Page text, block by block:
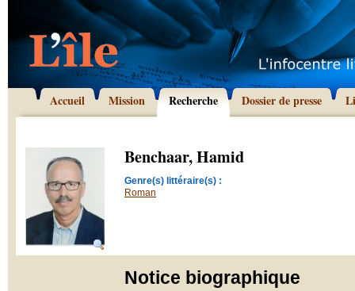
Accueil Mission Recherche Dossier de presse
Benchaar, Hamid
Genre(s) littéraire(s) :
Roman
Notice biographique